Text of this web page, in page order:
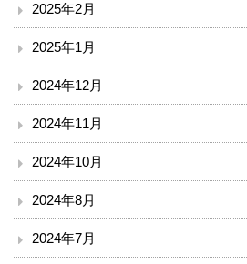
臨床検査部門
リハビリテーション
放射線科
栄養課
臨床工学技術課
2025年2月
2025年1月
2024年12月
2024年11月
2024年10月
2024年8月
2024年7月